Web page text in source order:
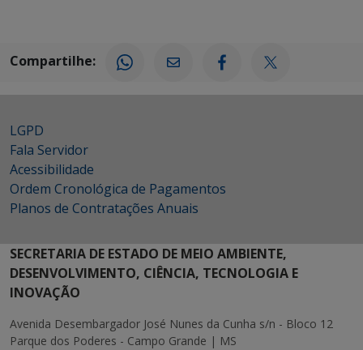
Compartilhe:
LGPD
Fala Servidor
Acessibilidade
Ordem Cronológica de Pagamentos
Planos de Contratações Anuais
SECRETARIA DE ESTADO DE MEIO AMBIENTE,
DESENVOLVIMENTO, CIÊNCIA, TECNOLOGIA E
INOVAÇÃO
Avenida Desembargador José Nunes da Cunha s/n - Bloco 12
Parque dos Poderes - Campo Grande | MS